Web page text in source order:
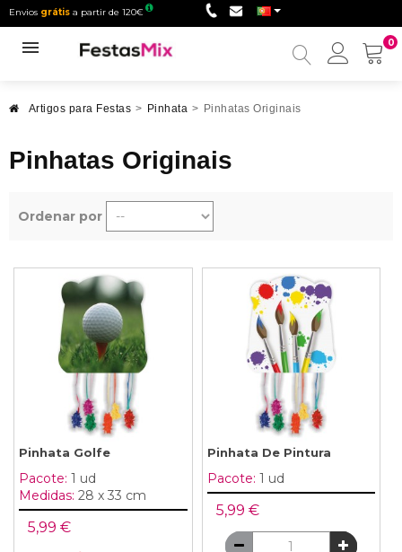
Envios grátis a partir de 120€
0
Minha
Artigos para Festas > Pinhata > Pinhatas Originais
Pinhatas Originais
Ordenar por
Pinhata Golfe
Pacote: 1 ud
Medidas: 28 x 33 cm
5,99 €
Pinhata De Pintura
Pacote: 1 ud
5,99 €